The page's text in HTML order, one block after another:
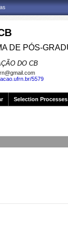
DE PÓS-
DO CB
5579
Selection Processes